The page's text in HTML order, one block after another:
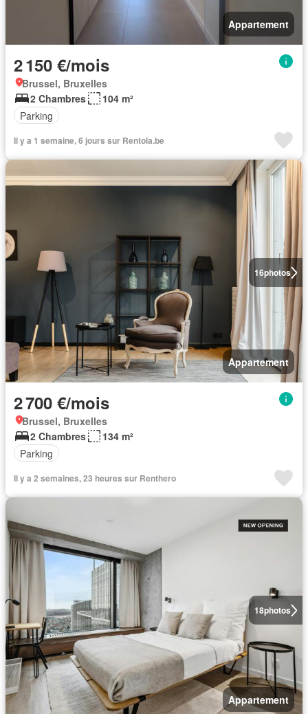
Appartement
2 150 €/mois
Brussel, Bruxelles
2 Chambres
104 m²
Parking
Il y a 1 semaine, 6 jours sur Rentola.be
16photos
Appartement
2 700 €/mois
Brussel, Bruxelles
2 Chambres
134 m²
Parking
Il y a 2 semaines, 23 heures sur Renthero
18photos
Appartement